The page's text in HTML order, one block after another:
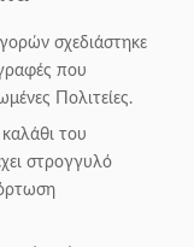
σχεδιάστηκε
που
Πολιτείες.
του
στρογγυλό